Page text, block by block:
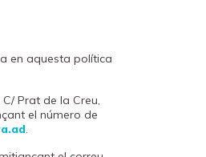
en aquesta política
Prat de la Creu,
el número de
.